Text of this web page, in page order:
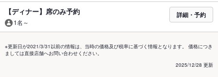
【ディナー】席のみ予約
1名～
詳細・予約
※更新日が2021/3/31以前の情報は、当時の価格及び税率に基づく情報となります。 価格につき
ましては直接店舗へお問い合わせください。
2025/12/28 更新